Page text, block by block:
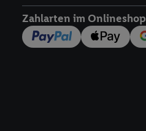
Zahlarten im Onlineshop